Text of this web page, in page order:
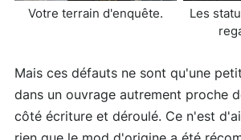
Votre terrain d'enquête.
Les
Mais ces défauts ne sont qu'une
dans un ouvrage autrement proche
côté écriture et déroulé. Ce n'est